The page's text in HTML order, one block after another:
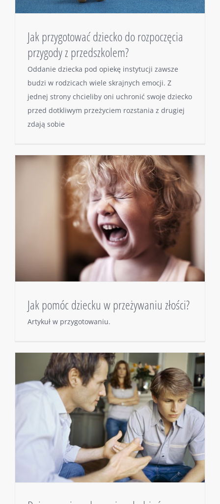
Jak przygotować dziecko do rozpoczęcia
przygody z przedszkolem?
Oddanie dziecka pod opiekę instytucji zawsze
budzi w rodzicach wiele skrajnych emocji. Z
jednej strony chcieliby oni uchronić swoje dziecko
przed dotkliwym przeżyciem rozstania z drugiej
zdają sobie
Jak pomóc dziecku w przeżywaniu złości?
Artykuł w przygotowaniu.